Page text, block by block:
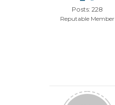
Posts: 228
Reputable Member